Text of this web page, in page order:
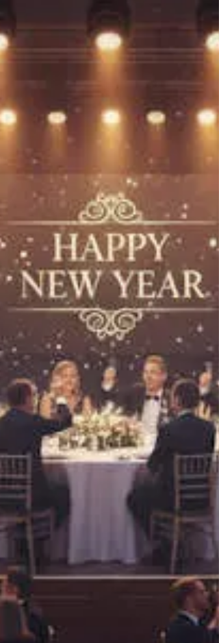
claves para evaluar mejor una empresa antes
de ingresar, incorporando preg